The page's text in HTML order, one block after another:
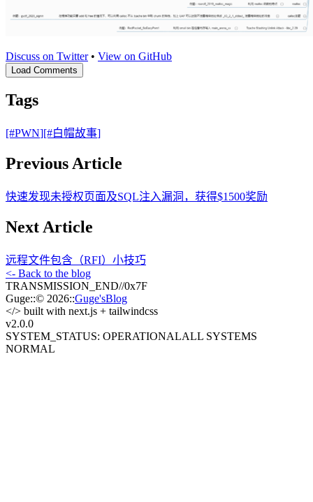
Discuss on Twitter• View on GitHub
Load Comments
Tags
[#PWN][#白帽故事]
Previous Article
快速发现未授权页面及SQL注入漏洞，获得$1500奖励
Next Article
远程文件包含（RFI）小技巧
<- Back to the blog
TRANSMISSION_END//0x7F
Guge::© 2026::Guge'sBlog
</> built with next.js + tailwindcss
v2.0.0
SYSTEM_STATUS: OPERATIONALALL SYSTEMS
NORMAL